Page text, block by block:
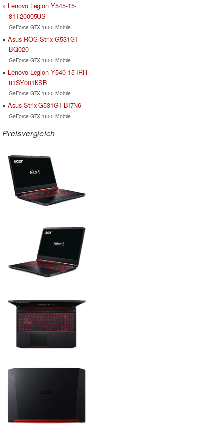
Lenovo Legion Y545-15-
81T20005US
GeForce GTX 1650 Mobile
Asus ROG Strix G531GT-
BQ020
GeForce GTX 1650 Mobile
Lenovo Legion Y540 15-IRH-
81SY001KSB
GeForce GTX 1650 Mobile
Asus Strix G531GT-BI7N6
GeForce GTX 1650 Mobile
Preisvergleich